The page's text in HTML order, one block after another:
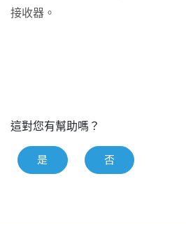
接收器。
這對您有幫助嗎？
是 否